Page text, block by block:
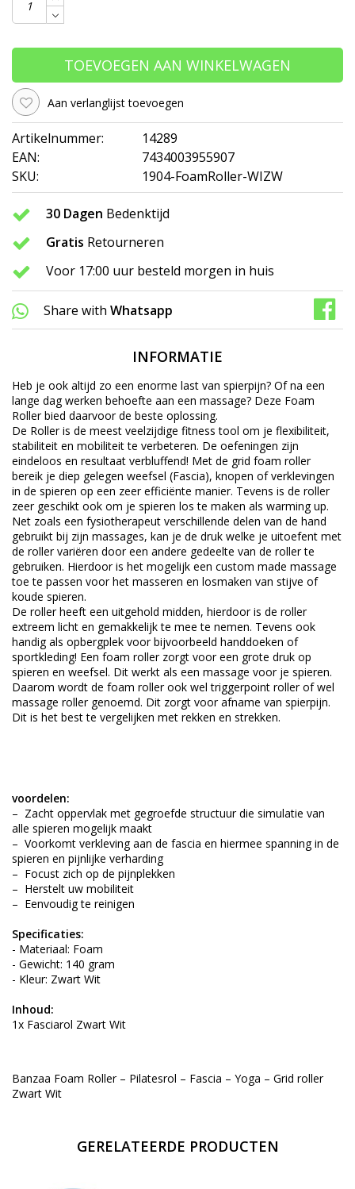
TOEVOEGEN AAN WINKELWAGEN
Aan verlanglijst toevoegen
Artikelnummer:
14289
EAN:
7434003955907
SKU:
1904-FoamRoller-WIZW
30 Dagen Bedenktijd
Gratis Retourneren
Voor 17:00 uur besteld morgen in huis
Share with Whatsapp
INFORMATIE
Heb je ook altijd zo een enorme last van spierpijn? Of na een
lange dag werken behoefte aan een massage? Deze Foam
Roller bied daarvoor de beste oplossing.
De Roller is de meest veelzijdige fitness tool om je flexibiliteit,
stabiliteit en mobiliteit te verbeteren. De oefeningen zijn
eindeloos en resultaat verbluffend! Met de grid foam roller
bereik je diep gelegen weefsel (Fascia), knopen of verklevingen
in de spieren op een zeer efficiënte manier. Tevens is de roller
zeer geschikt ook om je spieren los te maken als warming up.
Net zoals een fysiotherapeut verschillende delen van de hand
gebruikt bij zijn massages, kan je de druk welke je uitoefent met
de roller variëren door een andere gedeelte van de roller te
gebruiken. Hierdoor is het mogelijk een custom made massage
toe te passen voor het masseren en losmaken van stijve of
koude spieren.
De roller heeft een uitgehold midden, hierdoor is de roller
extreem licht en gemakkelijk te mee te nemen. Tevens ook
handig als opbergplek voor bijvoorbeeld handdoeken of
sportkleding! Een foam roller zorgt voor een grote druk op
spieren en weefsel. Dit werkt als een massage voor je spieren.
Daarom wordt de foam roller ook wel triggerpoint roller of wel
massage roller genoemd. Dit zorgt voor afname van spierpijn.
Dit is het best te vergelijken met rekken en strekken.
voordelen:
– Zacht oppervlak met gegroefde structuur die simulatie van
alle spieren mogelijk maakt
– Voorkomt verkleving aan de fascia en hiermee spanning in de
spieren en pijnlijke verharding
– Focust zich op de pijnplekken
– Herstelt uw mobiliteit
– Eenvoudig te reinigen
Specificaties:
- Materiaal: Foam
- Gewicht: 140 gram
- Kleur: Zwart Wit
Inhoud:
1x Fasciarol Zwart Wit
Banzaa Foam Roller – Pilatesrol – Fascia – Yoga – Grid roller
Zwart Wit
GERELATEERDE PRODUCTEN